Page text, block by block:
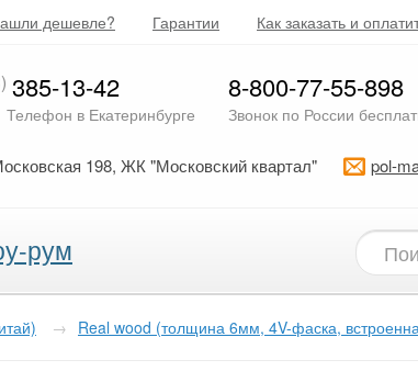
дешевле? Гарантии Как заказать и
385-13-42
Телефон в Екатеринбурге
8-800-77-55-898
Звонок по России
198, ЖК "Московский квартал" pol-
рум
→ Real wood (толщина 6мм, 4V-фаска,